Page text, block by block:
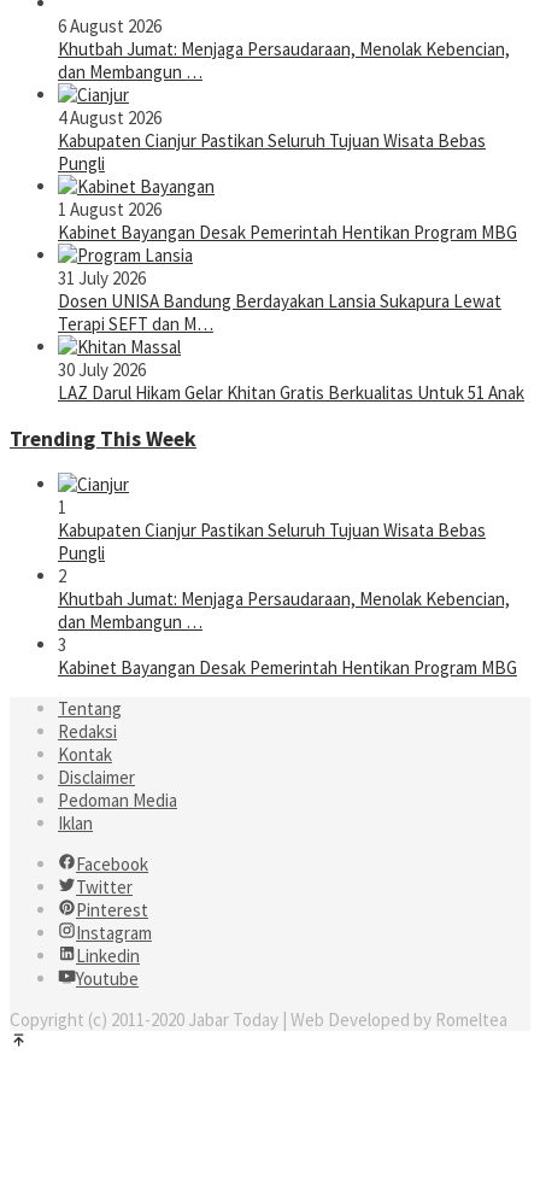
6 August 2026
Khutbah Jumat: Menjaga Persaudaraan, Menolak Kebencian,
dan Membangun …
4 August 2026
Kabupaten Cianjur Pastikan Seluruh Tujuan Wisata Bebas
Pungli
1 August 2026
Kabinet Bayangan Desak Pemerintah Hentikan Program MBG
31 July 2026
Dosen UNISA Bandung Berdayakan Lansia Sukapura Lewat
Terapi SEFT dan M…
30 July 2026
LAZ Darul Hikam Gelar Khitan Gratis Berkualitas Untuk 51 Anak
Trending This Week
1
Kabupaten Cianjur Pastikan Seluruh Tujuan Wisata Bebas
Pungli
2
Khutbah Jumat: Menjaga Persaudaraan, Menolak Kebencian,
dan Membangun …
3
Kabinet Bayangan Desak Pemerintah Hentikan Program MBG
Tentang
Redaksi
Kontak
Disclaimer
Pedoman Media
Iklan
Facebook
Twitter
Pinterest
Instagram
Linkedin
Youtube
Copyright (c) 2011-2020 Jabar Today | Web Developed by Romeltea